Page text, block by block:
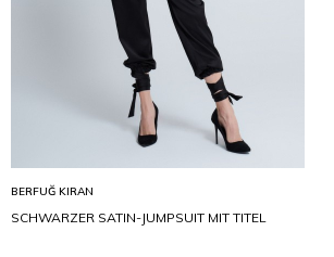
BERFUĞ KIRAN
SCHWARZER SATIN-JUMPSUIT MIT TITEL